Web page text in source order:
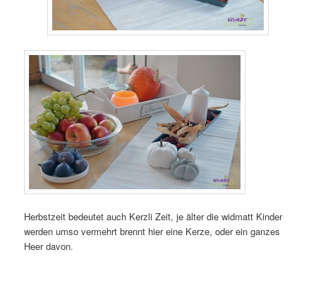
Herbstzeit bedeutet auch Kerzli Zeit, je älter die widmatt Kinder
werden umso vermehrt brennt hier eine Kerze, oder ein ganzes
Heer davon.